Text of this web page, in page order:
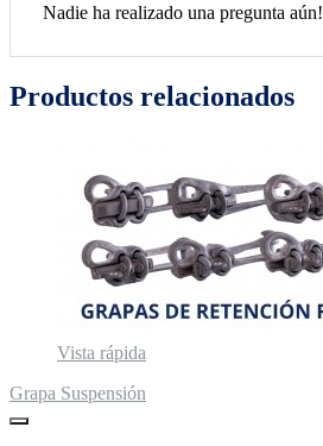
Nadie ha realizado una pregunta aún!
Productos relacionados
Vista rápida
Grapa Suspensión